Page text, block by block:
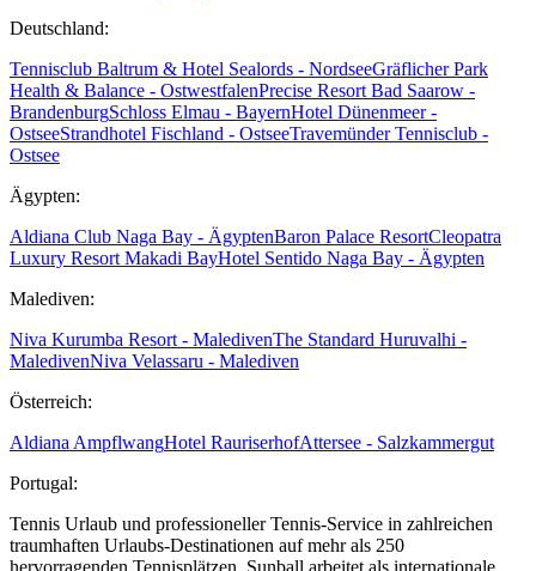
Deutschland:
Tennisclub Baltrum & Hotel Sealords - NordseeGräflicher Park
Health & Balance - OstwestfalenPrecise Resort Bad Saarow -
BrandenburgSchloss Elmau - BayernHotel Dünenmeer -
OstseeStrandhotel Fischland - OstseeTravemünder Tennisclub -
Ostsee
Ägypten:
Aldiana Club Naga Bay - ÄgyptenBaron Palace ResortCleopatra
Luxury Resort Makadi BayHotel Sentido Naga Bay - Ägypten
Malediven:
Niva Kurumba Resort - MaledivenThe Standard Huruvalhi -
MaledivenNiva Velassaru - Malediven
Österreich:
Aldiana AmpflwangHotel RauriserhofAttersee - Salzkammergut
Portugal:
Tennis Urlaub und professioneller Tennis-Service in zahlreichen
traumhaften Urlaubs-Destinationen auf mehr als 250